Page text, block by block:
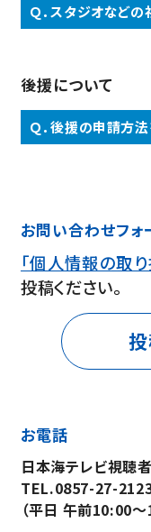
Ｑ．スタジオなど
後援について
Ｑ．後援の申請方法
お問い合わせフォ
「個人情報の取
投稿ください。
お電話
日本海テレビ視聴
TEL.0857-27-
（平日 午前10:00